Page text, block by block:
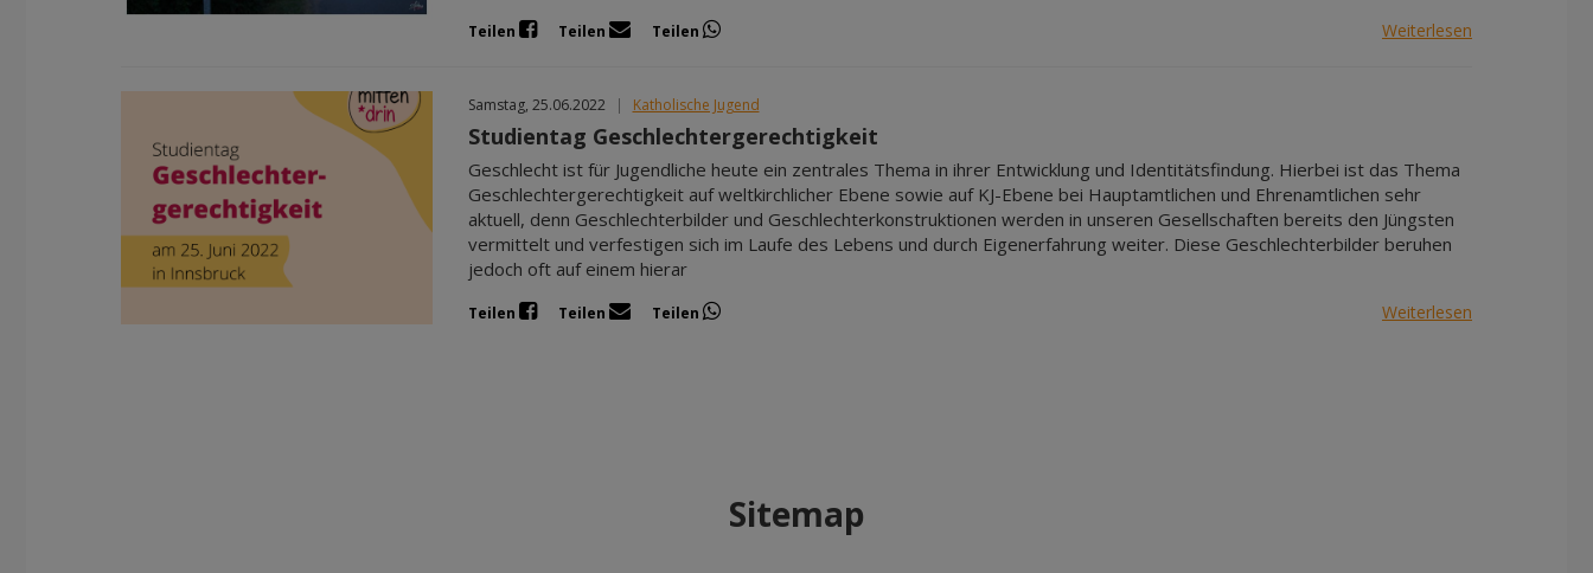
Teilen Teilen Teilen Weiterlesen
Samstag, 25.06.2022 | Katholische Jugend
Studientag Geschlechtergerechtigkeit
Geschlecht ist für Jugendliche heute ein zentrales Thema in ihrer Entwicklung und Identitätsfindung. Hierbei ist das Thema
Geschlechtergerechtigkeit auf weltkirchlicher Ebene sowie auf KJ-Ebene bei Hauptamtlichen und Ehrenamtlichen sehr
aktuell, denn Geschlechterbilder und Geschlechterkonstruktionen werden in unseren Gesellschaften bereits den Jüngsten
vermittelt und verfestigen sich im Laufe des Lebens und durch Eigenerfahrung weiter. Diese Geschlechterbilder beruhen
jedoch oft auf einem hierar
Teilen Teilen Teilen Weiterlesen
Sitemap